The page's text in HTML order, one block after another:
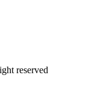
reserved